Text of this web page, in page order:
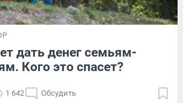
дать денег семьям-
Кого это спасет?
1 642 Обсудить